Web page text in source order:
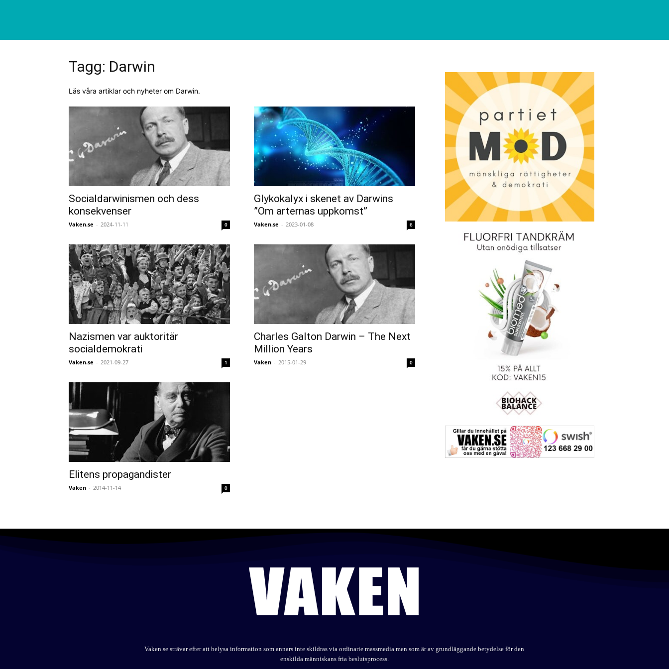
Tagg: Darwin
Läs våra artiklar och nyheter om Darwin.
Socialdarwinismen och dess
konsekvenser
Vaken.se - 2024-11-11 0
Glykokalyx i skenet av Darwins
”Om arternas uppkomst”
Vaken.se - 2023-01-08 6
Nazismen var auktoritär
socialdemokrati
Vaken.se - 2021-09-27 1
Charles Galton Darwin – The Next
Million Years
Vaken - 2015-01-29 0
Elitens propagandister
Vaken - 2014-11-14 0
Vaken.se strävar efter att belysa information som annars inte skildras via ordinarie massmedia men som är av grundläggande betydelse för den
enskilda människans fria beslutsprocess.